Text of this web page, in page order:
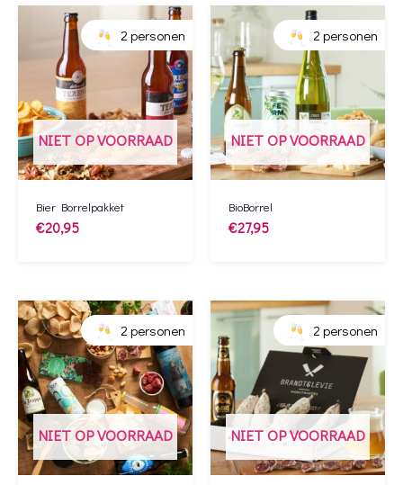
NIET OP VOORRAAD
2 personen
Bier Borrelpakket
€20,95
NIET OP VOORRAAD
2 personen
BioBorrel
€27,95
NIET OP VOORRAAD
2 personen
NIET OP VOORRAAD
2 personen